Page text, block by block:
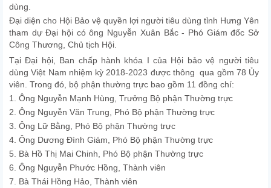
dùng.
Đại diện cho Hội Bảo vệ quyền lợi người tiêu dùng tỉnh Hưng Yên
tham dự Đại hội có ông Nguyễn Xuân Bắc - Phó Giám đốc Sở
Công Thương, Chủ tịch Hội.
Tại Đại hội, Ban chấp hành khóa I của Hội bảo vệ người tiêu
dùng Việt Nam nhiệm kỳ 2018-2023 được thông qua gồm 78 Ủy
viên. Trong đó, bộ phận thường trực bao gồm 11 đồng chí:
1. Ông Nguyễn Mạnh Hùng, Trưởng Bộ phận Thường trực
2. Ông Nguyễn Văn Trung, Phó Bộ phận Thường trực
3. Ông Lữ Bằng, Phó Bộ phận Thường trực
4. Ông Dương Đình Giám, Phó Bộ phận Thường trực
5. Bà Hồ Thị Mai Chinh, Phó Bộ phận Thường trực
6. Ông Nguyễn Phước Hồng, Thành viên
7. Bà Thái Hồng Hảo, Thành viên